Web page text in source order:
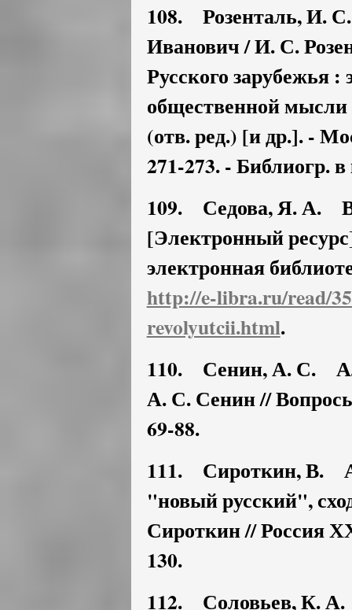
108. Розенталь, И.
Иванович / И. С.
Русского зарубежья
общественной
(отв. ред.) [и др.]. -
271-273. - Библиогр. в
109. Седова, Я. А.
[Электронный
электронная
http://e-libra.ru/read/
revolyutcii.html.
110. Сенин, А. С.
А. С. Сенин //
69-88.
111. Сироткин, В.
"новый русский",
Сироткин // Россия
130.
112. Соловьев, К.